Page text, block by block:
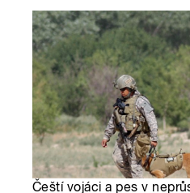
Čeští vojáci a pes v